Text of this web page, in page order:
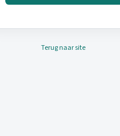
Terug naar site